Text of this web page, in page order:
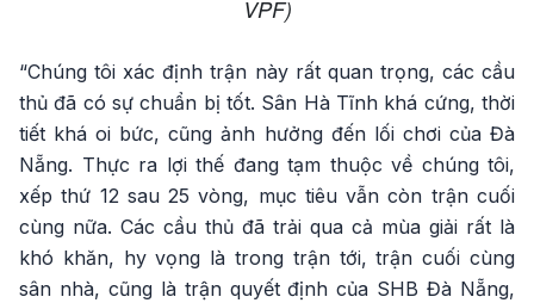
VPF)
“Chúng tôi xác định trận này rất quan trọng, các cầu
thủ đã có sự chuẩn bị tốt. Sân Hà Tĩnh khá cứng, thời
tiết khá oi bức, cũng ảnh hưởng đến lối chơi của Đà
Nẵng. Thực ra lợi thế đang tạm thuộc về chúng tôi,
xếp thứ 12 sau 25 vòng, mục tiêu vẫn còn trận cuối
cùng nữa. Các cầu thủ đã trải qua cả mùa giải rất là
khó khăn, hy vọng là trong trận tới, trận cuối cùng
sân nhà, cũng là trận quyết định của SHB Đà Nẵng,